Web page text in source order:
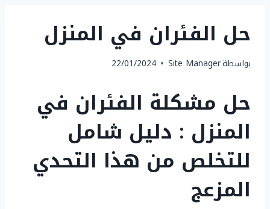
حل الفئران في المنزل
بواسطةSite Manager
22/01/2024
حل مشكلة الفئران في
المنزل : دليل شامل
للتخلص من هذا التحدي
المزعج